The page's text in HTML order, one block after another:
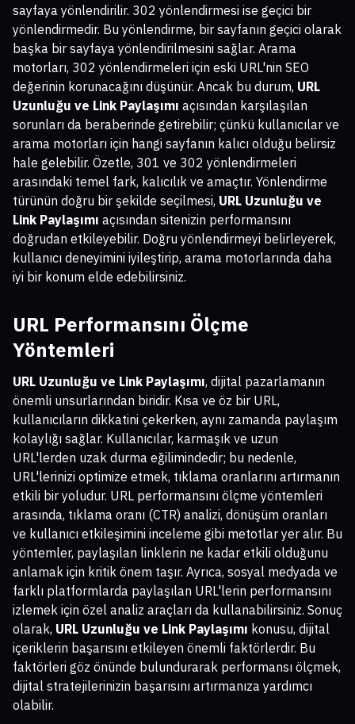
sayfaya yönlendirilir. 302 yönlendirmesi ise geçici bir
yönlendirmedir. Bu yönlendirme, bir sayfanın geçici olarak
başka bir sayfaya yönlendirilmesini sağlar. Arama
motorları, 302 yönlendirmeleri için eski URL'nin SEO
değerinin korunacağını düşünür. Ancak bu durum, URL
Uzunluğu ve Link Paylaşımı açısından karşılaşılan
sorunları da beraberinde getirebilir; çünkü kullanıcılar ve
arama motorları için hangi sayfanın kalıcı olduğu belirsiz
hale gelebilir. Özetle, 301 ve 302 yönlendirmeleri
arasındaki temel fark, kalıcılık ve amaçtır. Yönlendirme
türünün doğru bir şekilde seçilmesi, URL Uzunluğu ve
Link Paylaşımı açısından sitenizin performansını
doğrudan etkileyebilir. Doğru yönlendirmeyi belirleyerek,
kullanıcı deneyimini iyileştirip, arama motorlarında daha
iyi bir konum elde edebilirsiniz.
URL Performansını Ölçme
Yöntemleri
URL Uzunluğu ve Link Paylaşımı, dijital pazarlamanın
önemli unsurlarından biridir. Kısa ve öz bir URL,
kullanıcıların dikkatini çekerken, aynı zamanda paylaşım
kolaylığı sağlar. Kullanıcılar, karmaşık ve uzun
URL'lerden uzak durma eğilimindedir; bu nedenle,
URL'lerinizi optimize etmek, tıklama oranlarını artırmanın
etkili bir yoludur. URL performansını ölçme yöntemleri
arasında, tıklama oranı (CTR) analizi, dönüşüm oranları
ve kullanıcı etkileşimini inceleme gibi metotlar yer alır. Bu
yöntemler, paylaşılan linklerin ne kadar etkili olduğunu
anlamak için kritik önem taşır. Ayrıca, sosyal medyada ve
farklı platformlarda paylaşılan URL'lerin performansını
izlemek için özel analiz araçları da kullanabilirsiniz. Sonuç
olarak, URL Uzunluğu ve Link Paylaşımı konusu, dijital
içeriklerin başarısını etkileyen önemli faktörlerdir. Bu
faktörleri göz önünde bulundurarak performansı ölçmek,
dijital stratejilerinizin başarısını artırmanıza yardımcı
olabilir.